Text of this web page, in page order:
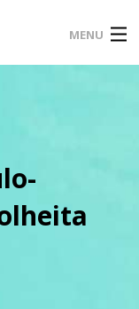
MENU